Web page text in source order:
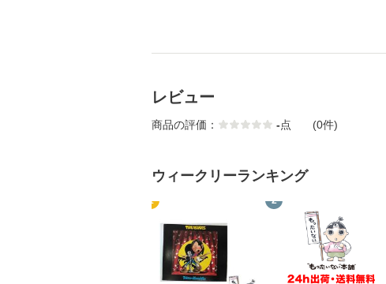
レビュー
商品の評価： -点 (0件)
ウィークリーランキング
1 2